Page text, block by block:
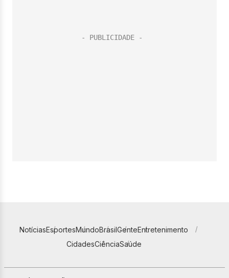
NotíciasEsportesMundoBrasilGenteEntretenimento
CidadesCiênciaSaúde